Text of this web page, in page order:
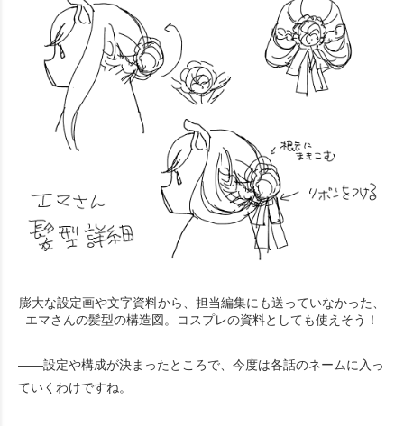
膨大な設定画や文字資料から、担当編集にも送っていなかった、
エマさんの髪型の構造図。コスプレの資料としても使えそう！
――設定や構成が決まったところで、今度は各話のネームに入っ
ていくわけですね。